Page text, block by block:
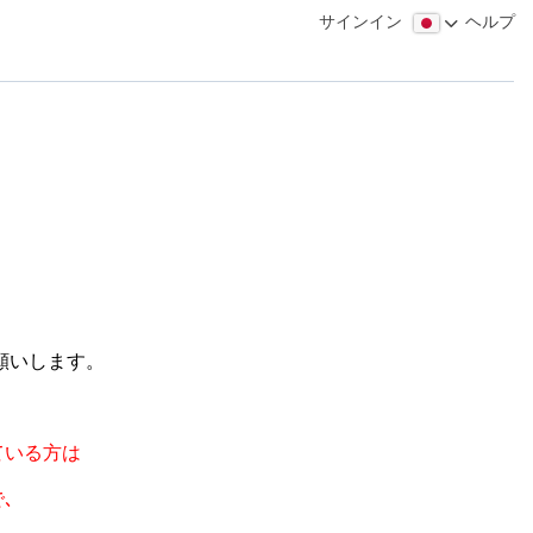
サインイン ヘルプ
します。
いる方は